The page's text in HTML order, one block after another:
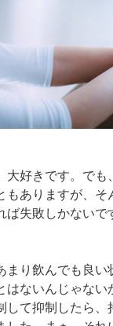
好きです。でも
もありますが、そ
ば失敗しかないで
まり飲んでも良い
ないんじゃない
して抑制したら、